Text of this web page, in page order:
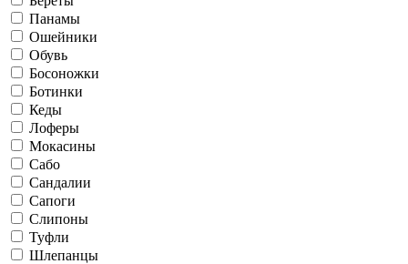
Панамы
Ошейники
Обувь
Босоножки
Ботинки
Кеды
Лоферы
Мокасины
Сабо
Сандалии
Сапоги
Слипоны
Туфли
Шлепанцы